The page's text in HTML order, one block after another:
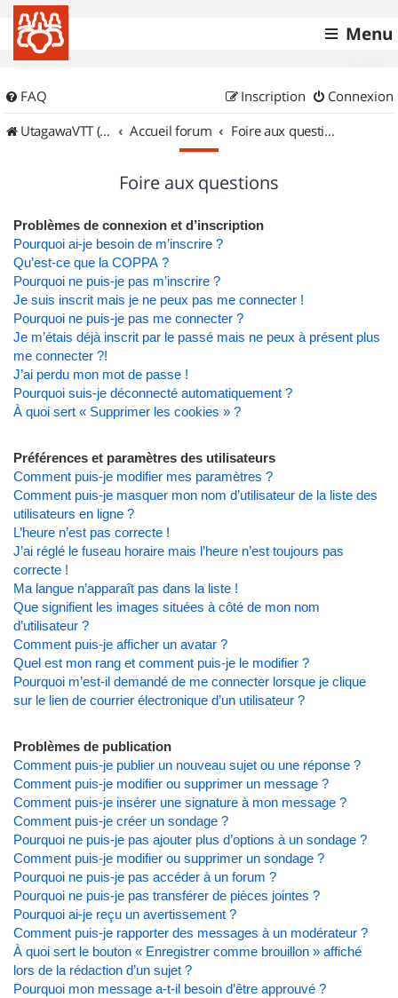
Menu
FAQ Connexion
Inscription
UtagawaVTT (Randos VTT et VTTAE avec traces GPS)
Accueil forum Foire aux questions
Foire aux questions
Problèmes de connexion et d’inscription
Pourquoi ai-je besoin de m’inscrire ?
Qu’est-ce que la COPPA ?
Pourquoi ne puis-je pas m’inscrire ?
Je suis inscrit mais je ne peux pas me connecter !
Pourquoi ne puis-je pas me connecter ?
Je m’étais déjà inscrit par le passé mais ne peux à présent plus
me connecter ?!
J’ai perdu mon mot de passe !
Pourquoi suis-je déconnecté automatiquement ?
À quoi sert « Supprimer les cookies » ?
Préférences et paramètres des utilisateurs
Comment puis-je modifier mes paramètres ?
Comment puis-je masquer mon nom d’utilisateur de la liste des
utilisateurs en ligne ?
L’heure n’est pas correcte !
J’ai réglé le fuseau horaire mais l’heure n’est toujours pas
correcte !
Ma langue n’apparaît pas dans la liste !
Que signifient les images situées à côté de mon nom
d’utilisateur ?
Comment puis-je afficher un avatar ?
Quel est mon rang et comment puis-je le modifier ?
Pourquoi m’est-il demandé de me connecter lorsque je clique
sur le lien de courrier électronique d’un utilisateur ?
Problèmes de publication
Comment puis-je publier un nouveau sujet ou une réponse ?
Comment puis-je modifier ou supprimer un message ?
Comment puis-je insérer une signature à mon message ?
Comment puis-je créer un sondage ?
Pourquoi ne puis-je pas ajouter plus d’options à un sondage ?
Comment puis-je modifier ou supprimer un sondage ?
Pourquoi ne puis-je pas accéder à un forum ?
Pourquoi ne puis-je pas transférer de pièces jointes ?
Pourquoi ai-je reçu un avertissement ?
Comment puis-je rapporter des messages à un modérateur ?
À quoi sert le bouton « Enregistrer comme brouillon » affiché
lors de la rédaction d’un sujet ?
Pourquoi mon message a-t-il besoin d’être approuvé ?